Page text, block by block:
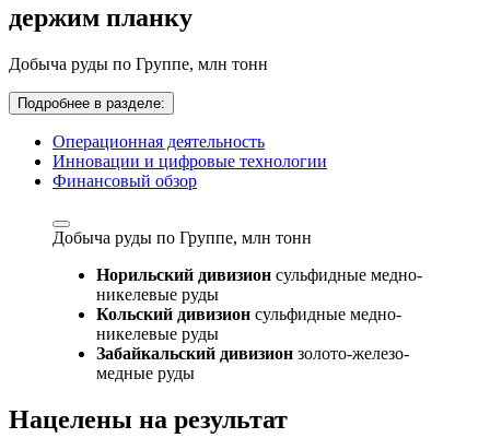
держим планку
Добыча руды по Группе, млн тонн
Подробнее в разделе:
Операционная деятельность
Инновации и цифровые технологии
Финансовый обзор
Добыча руды по Группе, млн тонн
Норильский дивизион сульфидные медно-
никелевые руды
Кольский дивизион сульфидные медно-
никелевые руды
Забайкальский дивизион золото-железо-
медные руды
Нацелены на результат